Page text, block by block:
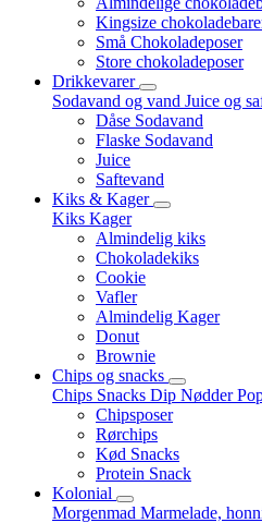
Kingsize
Små Chokoladeposer
Store chokoladeposer
Drikkevarer
Sodavand og vand Juice og
Dåse Sodavand
Flaske Sodavand
Juice
Saftevand
Kiks & Kager
Kiks Kager
Almindelig kiks
Chokoladekiks
Cookie
Vafler
Almindelig Kager
Donut
Brownie
Chips og snacks
Chips Snacks Dip Nødder
Chipsposer
Rørchips
Kød Snacks
Protein Snack
Kolonial
Morgenmad Marmelade,